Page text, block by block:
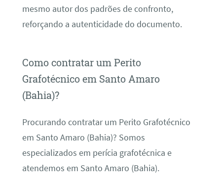
mesmo autor dos padrões de confronto,
reforçando a autenticidade do documento.
Como contratar um Perito
Grafotécnico em Santo Amaro
(Bahia)?
Procurando contratar um Perito Grafotécnico
em Santo Amaro (Bahia)? Somos
especializados em perícia grafotécnica e
atendemos em Santo Amaro (Bahia).